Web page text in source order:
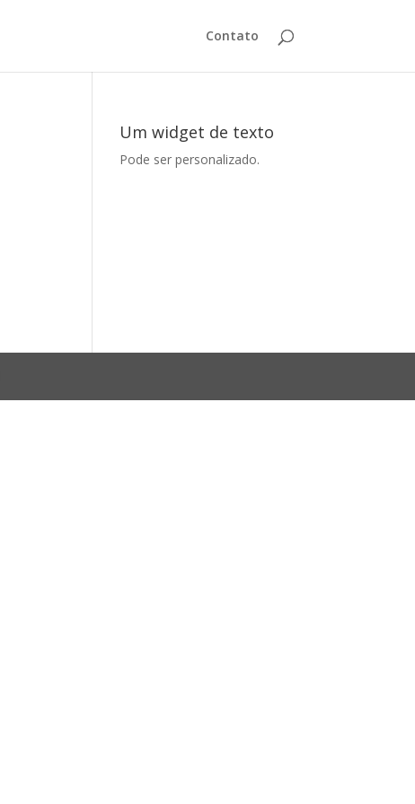
Contato
Um widget de texto
Pode ser personalizado.